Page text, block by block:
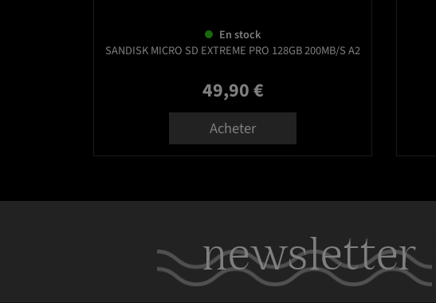
En stock
SANDISK MICRO SD EXTREME PRO 128GB 200MB/S A2
Prix
49,90 €
Acheter
newsletter